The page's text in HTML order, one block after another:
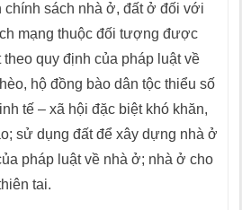
chính sách nhà ở, đất ở đối với
mạng thuộc đối tượng được
quy định của pháp luật về
hộ đồng bào dân tộc thiểu số
tế – xã hội đặc biệt khó khăn,
sử dụng đất để xây dựng nhà ở
pháp luật về nhà ở; nhà ở cho
tai.